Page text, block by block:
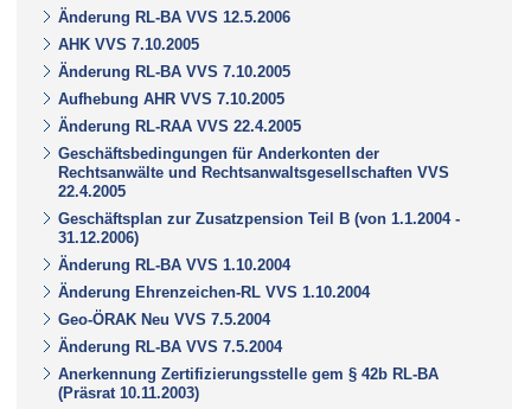
Änderung RL-BA VVS 12.5.2006
AHK VVS 7.10.2005
Änderung RL-BA VVS 7.10.2005
Aufhebung AHR VVS 7.10.2005
Änderung RL-RAA VVS 22.4.2005
Geschäftsbedingungen für Anderkonten der
Rechtsanwälte und Rechtsanwaltsgesellschaften VVS
22.4.2005
Geschäftsplan zur Zusatzpension Teil B (von 1.1.2004 -
31.12.2006)
Änderung RL-BA VVS 1.10.2004
Änderung Ehrenzeichen-RL VVS 1.10.2004
Geo-ÖRAK Neu VVS 7.5.2004
Änderung RL-BA VVS 7.5.2004
Anerkennung Zertifizierungsstelle gem § 42b RL-BA
(Präsrat 10.11.2003)